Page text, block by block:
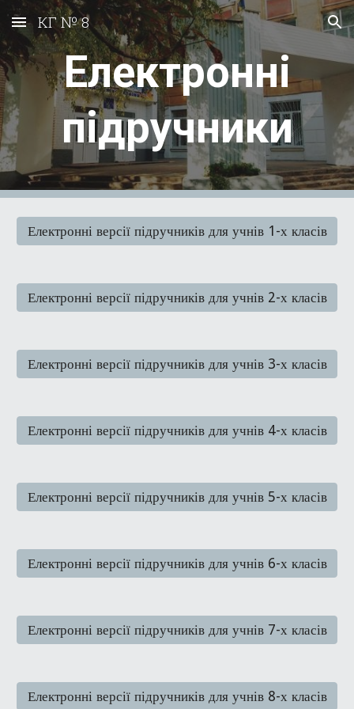
Skip to main content Skip to navigation
КГ № 8
Електронні
підручники
Електронні версії підручників для учнів 1-х класів
Електронні версії підручників для учнів 2-х класів
Електронні версії підручників для учнів 3-х класів
Електронні версії підручників для учнів 4-х класів
Електронні версії підручників для учнів 5-х класів
Електронні версії підручників для учнів 6-х класів
Електронні версії підручників для учнів 7-х класів
Електронні версії підручників для учнів 8-х класів